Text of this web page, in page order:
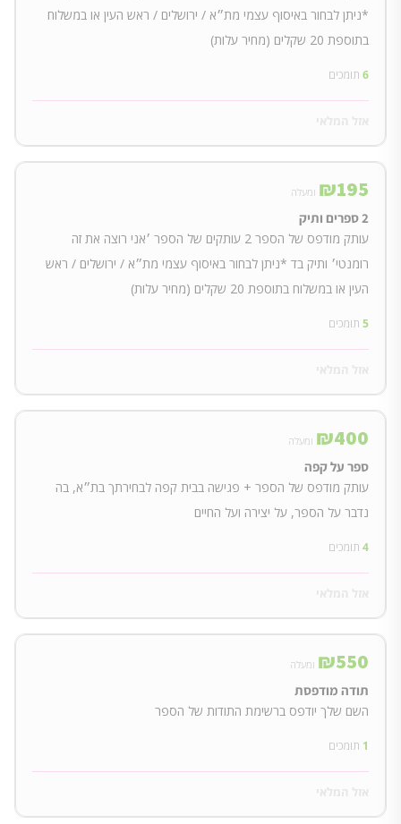
*ניתן לבחור באיסוף עצמי מת״א / ירושלים / ראש העין או במשלוח
בתוספת 20 שקלים (מחיר עלות)
6 תומכים
₪195 ומעלה
2 ספרים ותיק
עותק מודפס של הספר 2 עותקים של הספר ׳אני רוצה את זה
רומנטי׳ ותיק בד *ניתן לבחור באיסוף עצמי מת״א / ירושלים / ראש
העין או במשלוח בתוספת 20 שקלים (מחיר עלות)
5 תומכים
₪400 ומעלה
ספר על קפה
עותק מודפס של הספר + פגישה בבית קפה לבחירתך בת״א, בה
נדבר על הספר, על יצירה ועל החיים
4 תומכים
₪550 ומעלה
תודה מודפסת
השם שלך יודפס ברשימת התודות של הספר
1 תומכים